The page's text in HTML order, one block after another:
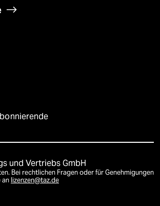
und Vertriebs GmbH
Bei rechtlichen Fragen oder für Genehmigungen
an lizenzen@taz.de